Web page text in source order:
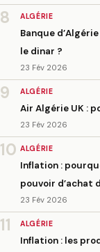
8 ALGÉRIE
Banque
le dinar ?
23 Fév 2026
9 ALGÉRIE
Air Algérie UK :
23 Fév 2026
10 ALGÉRIE
Inflation :
pouvoir d’achat
23 Fév 2026
11 ALGÉRIE
Inflation : les